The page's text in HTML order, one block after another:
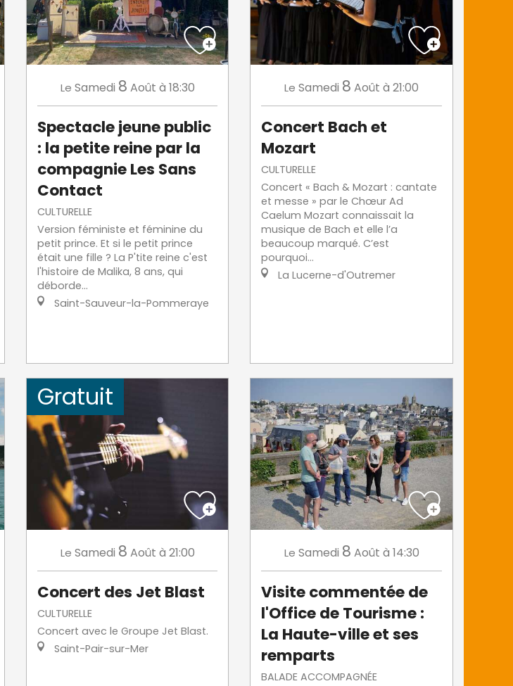
Le Samedi 8 Août à 18:30
Spectacle jeune public
: la petite reine par la
compagnie Les Sans
Contact
CULTURELLE
Version féministe et féminine du
petit prince. Et si le petit prince
était une fille ? La P'tite reine c'est
l'histoire de Malika, 8 ans, qui
déborde...
Saint-Sauveur-la-Pommeraye
Le Samedi 8 Août à 21:00
Concert Bach et
Mozart
CULTURELLE
Concert « Bach & Mozart : cantate
et messe » par le Chœur Ad
Caelum Mozart connaissait la
musique de Bach et elle l’a
beaucoup marqué. C’est
pourquoi...
La Lucerne-d'Outremer
Gratuit
Le Samedi 8 Août à 21:00
Concert des Jet Blast
CULTURELLE
Concert avec le Groupe Jet Blast.
Saint-Pair-sur-Mer
Le Samedi 8 Août à 14:30
Visite commentée de
l'Office de Tourisme :
La Haute-ville et ses
remparts
BALADE ACCOMPAGNÉE